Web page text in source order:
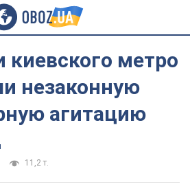
киевского метро
незаконную
агитацию
11,2 т.